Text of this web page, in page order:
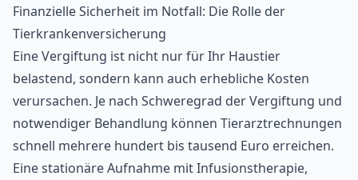
Finanzielle Sicherheit im Notfall: Die Rolle der
Tierkrankenversicherung
Eine Vergiftung ist nicht nur für Ihr Haustier
belastend, sondern kann auch erhebliche Kosten
verursachen. Je nach Schweregrad der Vergiftung und
notwendiger Behandlung können Tierarztrechnungen
schnell mehrere hundert bis tausend Euro erreichen.
Eine stationäre Aufnahme mit Infusionstherapie,